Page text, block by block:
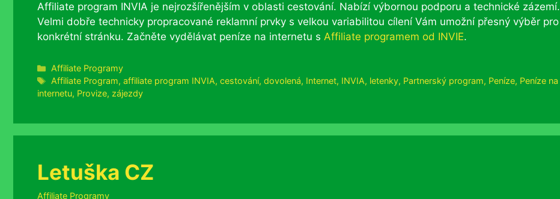
Affiliate program INVIA je nejrozšířenějším v oblasti cestování. Nabízí výbornou podporu a technické zázemí.
Velmi dobře technicky propracované reklamní prvky s velkou variabilitou cílení Vám umožní přesný výběr pro
konkrétní stránku. Začněte vydělávat peníze na internetu s Affiliate programem od INVIE.
Rubriky
Affiliate Programy
Štítky
Affiliate Program,affiliate program INVIA,cestování,dovolená, Internet, INVIA, letenky, Partnerský program, Peníze, Peníze na
internetu, Provize, zájezdy
Letuška CZ
Rubriky
Affiliate Programy